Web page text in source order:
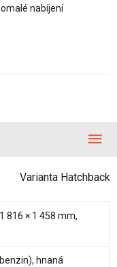
nabíjení
Varianta Hatchback
816 × 1 458 mm,
hnaná